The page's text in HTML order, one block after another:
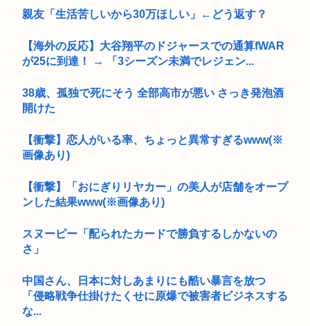
親友「生活苦しいから30万ほしい」←どう返す？
【海外の反応】大谷翔平のドジャースでの通算fWAR
が25に到達！ → 「3シーズン未満でレジェン...
38歳、孤独で死にそう 全部高市が悪い さっき発泡酒
開けた
【衝撃】恋人がいる率、ちょっと異常すぎるwww(※
画像あり)
【衝撃】「おにぎりリヤカー」の美人が店舗をオープ
ンした結果www(※画像あり)
スヌーピー「配られたカードで勝負するしかないの
さ」
中国さん、日本に対しあまりにも酷い暴言を放つ
「侵略戦争仕掛けたくせに原爆で被害者ビジネスする
な...